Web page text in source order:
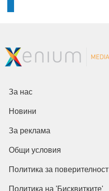
За нас
Новини
За реклама
Общи условия
Политика за поверителност
Политика на 'Бисквитките'